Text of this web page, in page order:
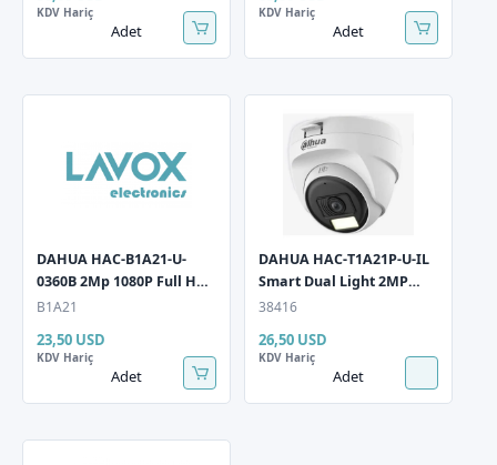
KDV Hariç
Adet
KDV Hariç
Adet
DAHUA HAC-B1A21-U-
0360B 2Mp 1080P Full Hd
HDCVI Plastik Kasa IR
B1A21
23,50 USD
KDV Hariç
Adet
DAHUA HAC-T1A21P-U-IL
Smart Dual Light 2MP
2.8mm Dome HD-CVI
38416
26,50 USD
KDV Hariç
Adet